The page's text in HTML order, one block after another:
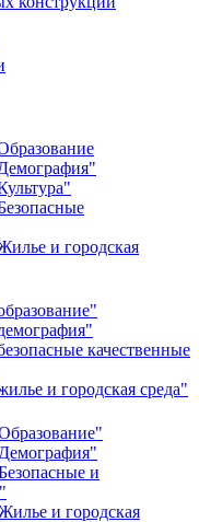
и городская
качественные
и городская среда"
и
и городская